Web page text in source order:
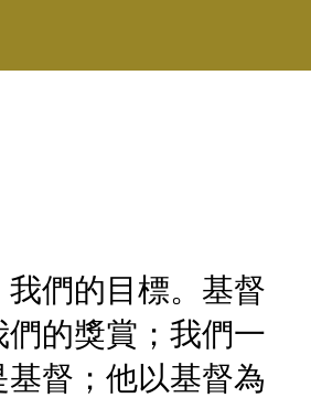
們的目標。基督
的獎賞；我們一
督；他以基督為